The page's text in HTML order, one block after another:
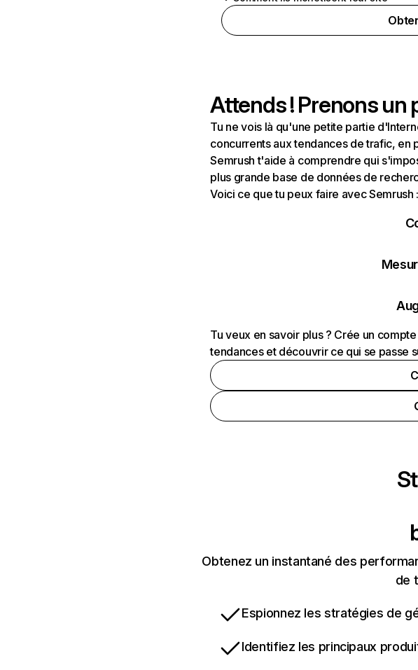
Attends ! Prenons un
Tu ne vois là qu'une petite partie
concurrents aux tendances de trafic, en
Semrush t'aide à comprendre qui
plus grande base de données de
Voici ce que tu peux faire avec Semrush
Tu veux en savoir plus ? Crée un
tendances et découvrir ce qui se passe
Obtenez un instantané des
de
Espionnez les stratégies de
Identifiez les principaux